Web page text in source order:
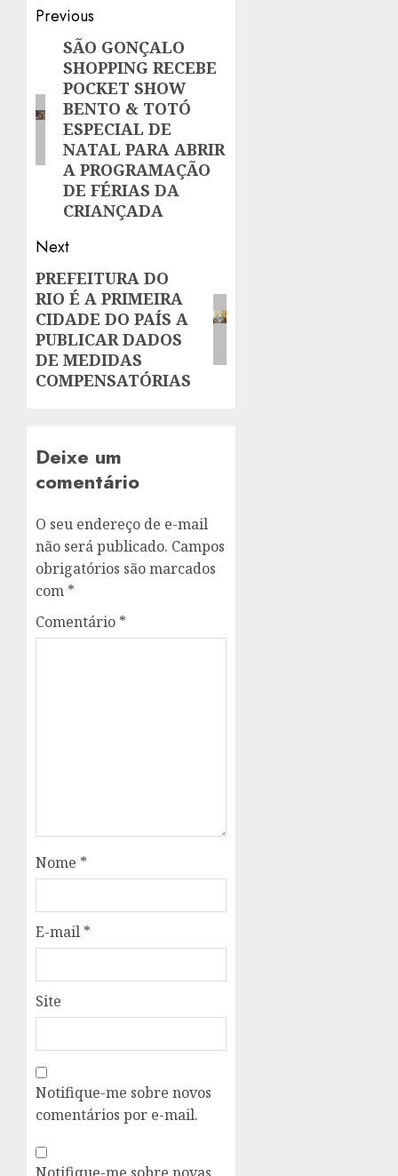
Post
navigation
Previous
Previous
post:
SÃO GONÇALO
SHOPPING RECEBE
POCKET SHOW
BENTO & TOTÓ
ESPECIAL DE
NATAL PARA ABRIR
A PROGRAMAÇÃO
DE FÉRIAS DA
CRIANÇADA
Next
Next
post:
PREFEITURA DO
RIO É A PRIMEIRA
CIDADE DO PAÍS A
PUBLICAR DADOS
DE MEDIDAS
COMPENSATÓRIAS
Deixe um
comentário
O seu endereço de e-mail
não será publicado. Campos
obrigatórios são marcados
com *
Comentário *
Nome *
E-mail *
Site
Notifique-me sobre novos
comentários por e-mail.